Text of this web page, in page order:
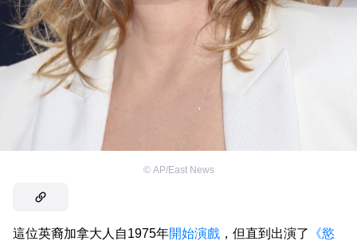
© AP/East News
這位英裔加拿大人自1975年開始演戲 ，但直到出演了
《慾